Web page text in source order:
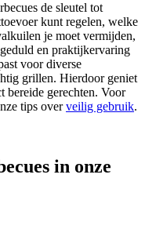
de sleutel tot
kunt regelen, welke
je moet vermijden,
en praktijkervaring
voor diverse
grillen. Hierdoor geniet
bereide gerechten. Voor
tips overveilig gebruik.
in onze